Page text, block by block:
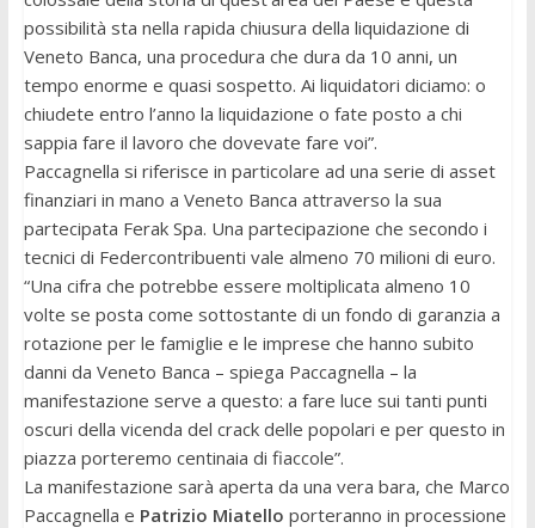
possibilità sta nella rapida chiusura della liquidazione di
Veneto Banca, una procedura che dura da 10 anni, un
tempo enorme e quasi sospetto. Ai liquidatori diciamo: o
chiudete entro l’anno la liquidazione o fate posto a chi
sappia fare il lavoro che dovevate fare voi”.
Paccagnella si riferisce in particolare ad una serie di asset
finanziari in mano a Veneto Banca attraverso la sua
partecipata Ferak Spa. Una partecipazione che secondo i
tecnici di Federcontribuenti vale almeno 70 milioni di euro.
“Una cifra che potrebbe essere moltiplicata almeno 10
volte se posta come sottostante di un fondo di garanzia a
rotazione per le famiglie e le imprese che hanno subito
danni da Veneto Banca – spiega Paccagnella – la
manifestazione serve a questo: a fare luce sui tanti punti
oscuri della vicenda del crack delle popolari e per questo in
piazza porteremo centinaia di fiaccole”.
La manifestazione sarà aperta da una vera bara, che Marco
Paccagnella e Patrizio Miatello porteranno in processione